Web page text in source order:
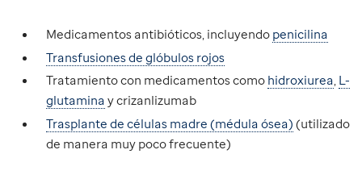
Medicamentos antibióticos, incluyendo penicilina
Transfusiones de glóbulos rojos
Tratamiento con medicamentos como hidroxiurea, L-
glutamina y crizanlizumab
Trasplante de células madre (médula ósea) (utilizado
de manera muy poco frecuente)